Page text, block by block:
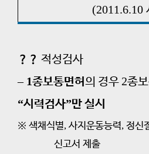
(2011.6.10
？？ 적성검사
– 1종보통면허의 경우 2종
“시력검사”만 실시
※ 색채식별, 사지운동능력, 정신
신고서 제출